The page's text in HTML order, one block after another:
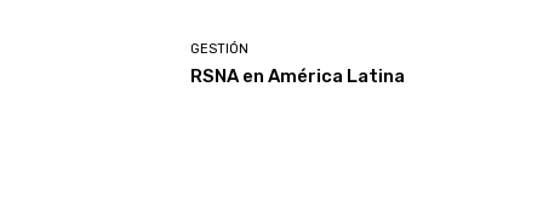
GESTIÓN
RSNA en América Latina